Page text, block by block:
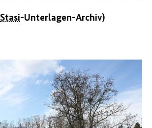
Stasi-Unterlagen-Archiv)